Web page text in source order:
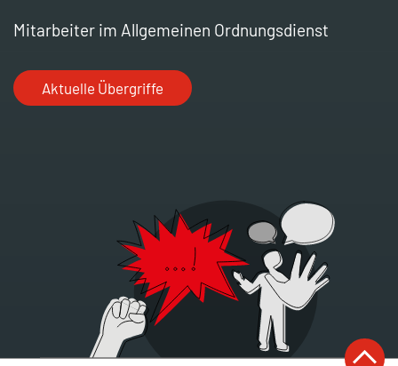
Mitarbeiter im Allgemeinen Ordnungsdienst
Aktuelle Übergriffe